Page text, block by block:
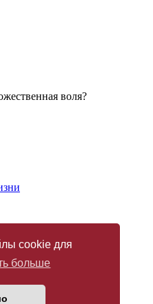
cookie для
больше
воля?
2005 — 2026